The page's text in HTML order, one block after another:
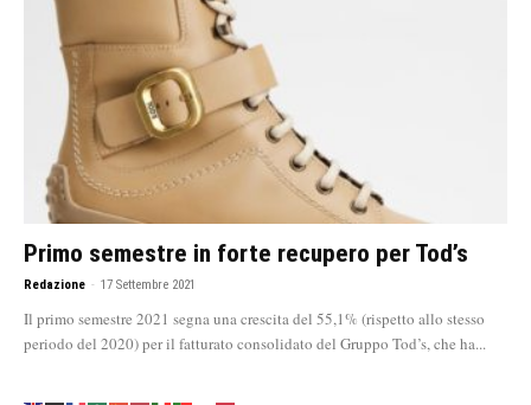
Primo semestre in forte recupero per Tod’s
Redazione - 17 Settembre 2021
Il primo semestre 2021 segna una crescita del 55,1% (rispetto allo stesso
periodo del 2020) per il fatturato consolidato del Gruppo Tod’s, che ha...